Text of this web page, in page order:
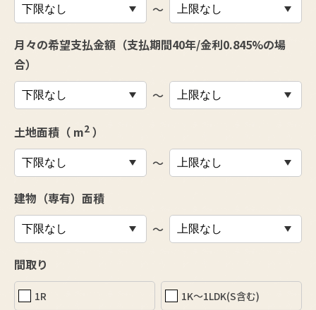
〜
月々の希望支払金額（支払期間40年/金利0.845%の場
合）
〜
土地面積（ m2 ）
〜
建物（専有）面積
〜
間取り
1R 1K〜1LDK(S含む)